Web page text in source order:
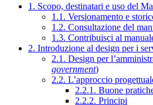
1. Scopo, destinatari e uso del
1.1. Versionamento e
1.2. Consultazione del
1.3. Contribuisci al
2. Introduzione al design per i
2.1. Design per
government)
2.2. L’approccio
2.2.1. Buone
2.2.2. Principi